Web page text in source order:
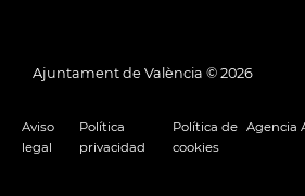
Ajuntament de València © 2026
Aviso
legal
Política
privacidad
Política de
cookies
Agencia